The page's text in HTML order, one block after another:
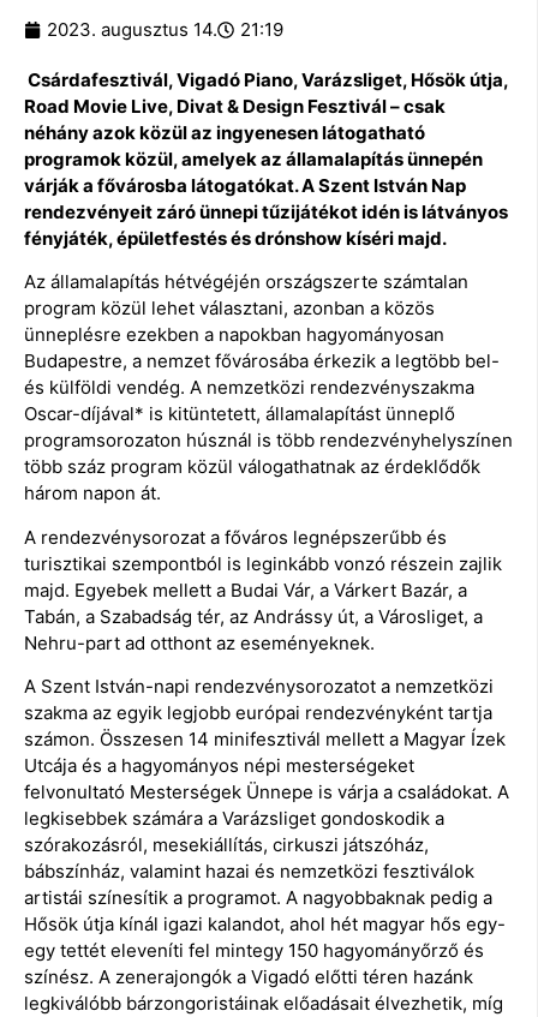
2023. augusztus 14. 21:19
Csárdafesztivál, Vigadó Piano, Varázsliget, Hősök útja,
Road Movie Live, Divat & Design Fesztivál – csak
néhány azok közül az ingyenesen látogatható
programok közül, amelyek az államalapítás ünnepén
várják a fővárosba látogatókat. A Szent István Nap
rendezvényeit záró ünnepi tűzijátékot idén is látványos
fényjáték, épületfestés és drónshow kíséri majd.
Az államalapítás hétvégéjén országszerte számtalan
program közül lehet választani, azonban a közös
ünneplésre ezekben a napokban hagyományosan
Budapestre, a nemzet fővárosába érkezik a legtöbb bel-
és külföldi vendég. A nemzetközi rendezvényszakma
Oscar-díjával* is kitüntetett, államalapítást ünneplő
programsorozaton húsznál is több rendezvényhelyszínen
több száz program közül válogathatnak az érdeklődők
három napon át.
A rendezvénysorozat a főváros legnépszerűbb és
turisztikai szempontból is leginkább vonzó részein zajlik
majd. Egyebek mellett a Budai Vár, a Várkert Bazár, a
Tabán, a Szabadság tér, az Andrássy út, a Városliget, a
Nehru-part ad otthont az eseményeknek.
A Szent István-napi rendezvénysorozatot a nemzetközi
szakma az egyik legjobb európai rendezvényként tartja
számon. Összesen 14 minifesztivál mellett a Magyar Ízek
Utcája és a hagyományos népi mesterségeket
felvonultató Mesterségek Ünnepe is várja a családokat. A
legkisebbek számára a Varázsliget gondoskodik a
szórakozásról, mesekiállítás, cirkuszi játszóház,
bábszínház, valamint hazai és nemzetközi fesztiválok
artistái színesítik a programot. A nagyobbaknak pedig a
Hősök útja kínál igazi kalandot, ahol hét magyar hős egy-
egy tettét eleveníti fel mintegy 150 hagyományőrző és
színész. A zenerajongók a Vigadó előtti téren hazánk
legkiválóbb bárzongoristáinak előadásait élvezhetik, míg